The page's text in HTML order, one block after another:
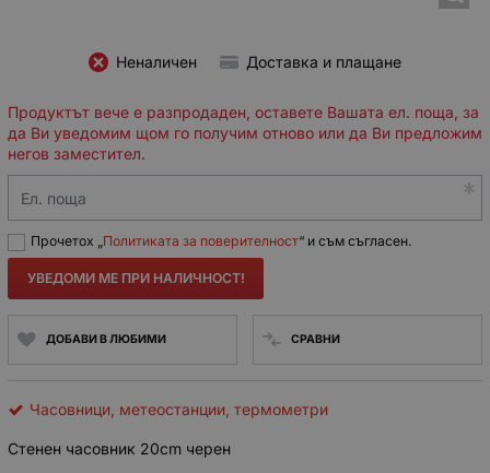
Неналичен Доставка и плащане
Продуктът вече е разпродаден, оставете Вашата ел. поща, за
да Ви уведомим щом го получим отново или да Ви предложим
негов заместител.
Ел. поща
Прочетох „Политиката за поверителност“ и съм съгласен.
УВЕДОМИ МЕ ПРИ НАЛИЧНОСТ!
ДОБАВИ В ЛЮБИМИ СРАВНИ
Часовници, метеостанции, термометри
Стенен часовник 20cm черен